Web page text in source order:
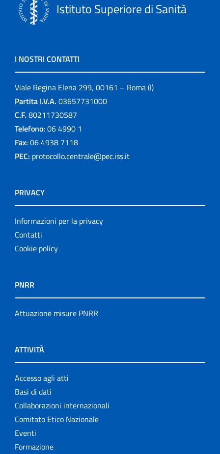
Istituto Superiore di Sanità
I NOSTRI CONTATTI
Viale Regina Elena 299, 00161 – Roma (I)
Partita I.V.A. 03657731000
C.F. 80211730587
Telefono: 06 4990 1
Fax: 06 4938 7118
PEC: protocollo.centrale@pec.iss.it
PRIVACY
Informazioni per la privacy
Contatti
Cookie policy
PNRR
Attuazione misure PNRR
ATTIVITÀ
Accesso agli atti
Basi di dati
Collaborazioni internazionali
Comitato Etico Nazionale
Eventi
Formazione